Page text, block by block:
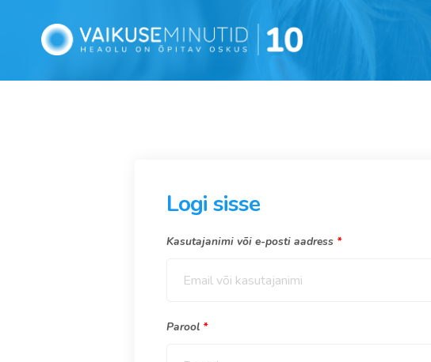
Logi sisse
Kasutajanimi või e-posti aadress *
Parool *